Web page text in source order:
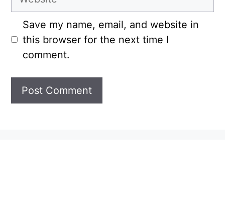
Save my name, email, and website in
this browser for the next time I
comment.